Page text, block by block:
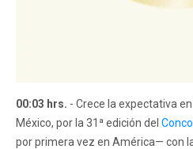
00:03 hrs. - Crece la expectativa
México, por la 31ª edición del
por primera vez en América— con